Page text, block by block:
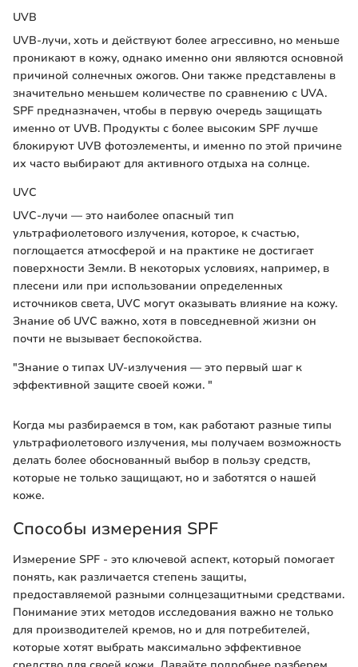
UVB
UVB-лучи, хоть и действуют более агрессивно, но меньше
проникают в кожу, однако именно они являются основной
причиной солнечных ожогов. Они также представлены в
значительно меньшем количестве по сравнению с UVA.
SPF предназначен, чтобы в первую очередь защищать
именно от UVB. Продукты с более высоким SPF лучше
блокируют UVB фотоэлементы, и именно по этой причине
их часто выбирают для активного отдыха на солнце.
UVC
UVC-лучи — это наиболее опасный тип
ультрафиолетового излучения, которое, к счастью,
поглощается атмосферой и на практике не достигает
поверхности Земли. В некоторых условиях, например, в
плесени или при использовании определенных
источников света, UVC могут оказывать влияние на кожу.
Знание об UVC важно, хотя в повседневной жизни он
почти не вызывает беспокойства.
"Знание о типах UV-излучения — это первый шаг к
эффективной защите своей кожи. "
Когда мы разбираемся в том, как работают разные типы
ультрафиолетового излучения, мы получаем возможность
делать более обоснованный выбор в пользу средств,
которые не только защищают, но и заботятся о нашей
коже.
Способы измерения SPF
Измерение SPF - это ключевой аспект, который помогает
понять, как различается степень защиты,
предоставляемой разными солнцезащитными средствами.
Понимание этих методов исследования важно не только
для производителей кремов, но и для потребителей,
которые хотят выбрать максимально эффективное